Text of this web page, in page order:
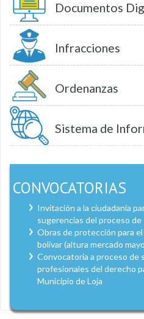
Documentos
Infracciones
Ordenanzas
Sistema de
CONVOCATORIAS
Invitación a la ciudadanía
sugerencias del proceso
Obras de protección para
bolívar (altura mercado
Convocatoria a proceso de
profesionales del derecho
Municipio de Loja